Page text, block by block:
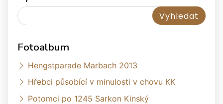
Fotoalbum
Hengstparade Marbach 2013
Hřebci působící v minulosti v chovu KK
Potomci po 1245 Sarkon Kinský